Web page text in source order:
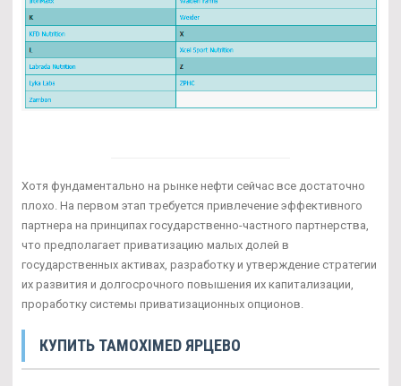
Хотя фундаментально на рынке нефти сейчас все достаточно
плохо. На первом этап требуется привлечение эффективного
партнера на принципах государственно-частного партнерства,
что предполагает приватизацию малых долей в
государственных активах, разработку и утверждение стратегии
их развития и долгосрочного повышения их капитализации,
проработку системы приватизационных опционов.
КУПИТЬ TAMOXIMED ЯРЦЕВО